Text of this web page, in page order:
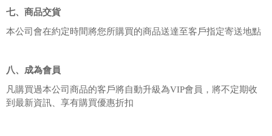
七、商品交貨
本公司會在約定時間將您所購買的商品送達至客戶指定寄送地點
八、成為會員
凡購買過本公司商品的客戶將自動升級為VIP會員，將不定期收
到最新資訊、享有購買優惠折扣